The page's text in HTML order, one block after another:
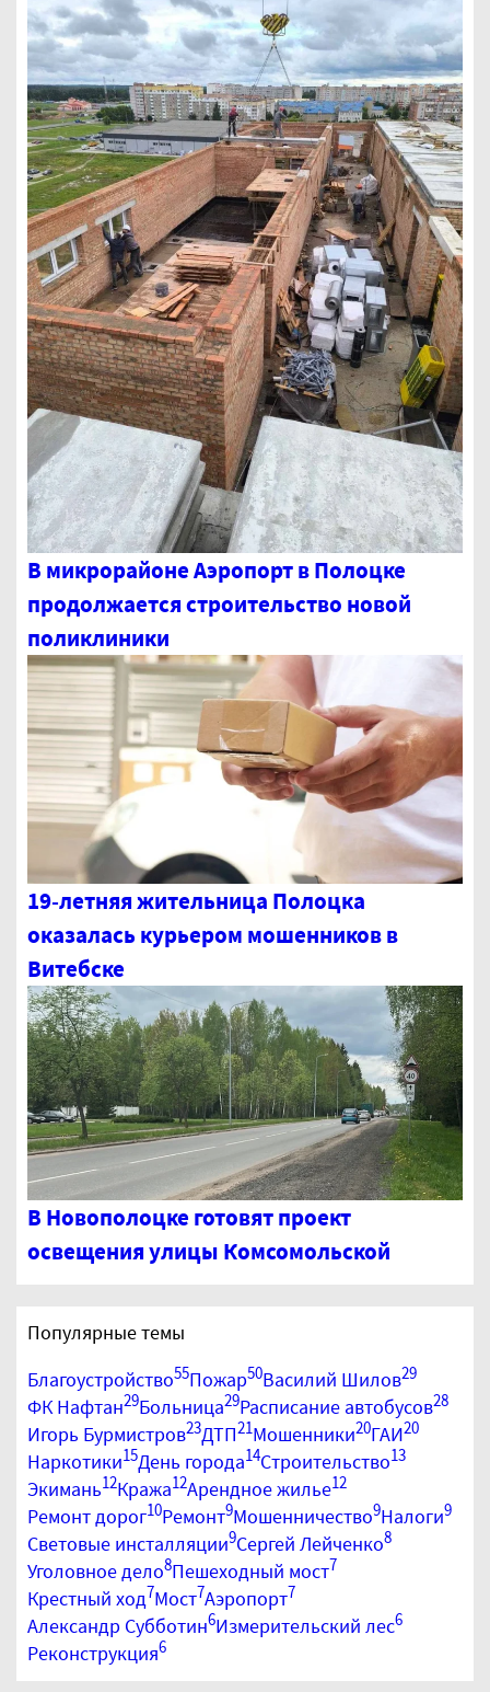
В микрорайоне Аэропорт в Полоцке
продолжается строительство новой
поликлиники
19-летняя жительница Полоцка
оказалась курьером мошенников в
Витебске
В Новополоцке готовят проект
освещения улицы Комсомольской
Популярные темы
Благоустройство55Пожар50Василий Шилов29
ФК Нафтан29Больница29Расписание автобусов28
Игорь Бурмистров23ДТП21Мошенники20ГАИ20
Наркотики15День города14Строительство13
Экимань12Кража12Арендное жилье12
Ремонт дорог10Ремонт9Мошенничество9Налоги9
Световые инсталляции9Сергей Лейченко8
Уголовное дело8Пешеходный мост7
Крестный ход7Мост7Аэропорт7
Александр Субботин6Измерительский лес6
Реконструкция6